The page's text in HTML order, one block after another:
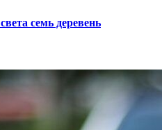
семь деревень